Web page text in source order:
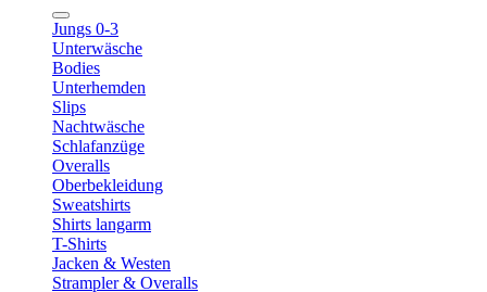
Jungs 0-3
Unterwäsche
Bodies
Unterhemden
Slips
Nachtwäsche
Schlafanzüge
Overalls
Oberbekleidung
Sweatshirts
Shirts langarm
T-Shirts
Jacken & Westen
Strampler & Overalls